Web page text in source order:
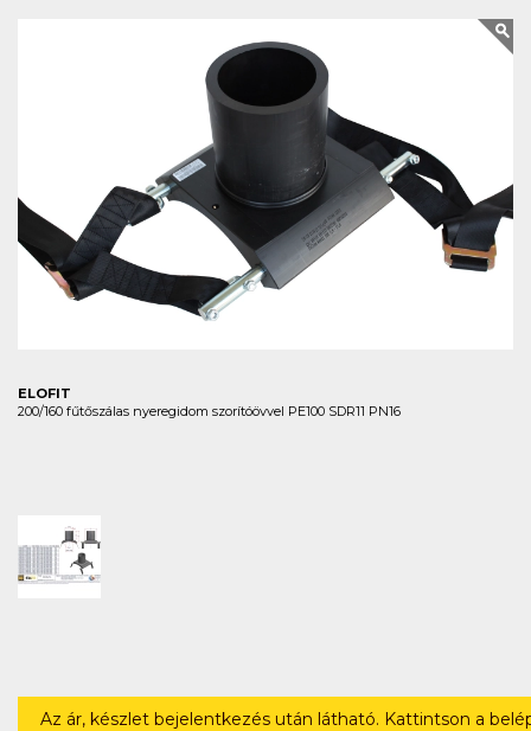
ELOFIT
200/160 fűtőszálas nyeregidom szorítóövvel PE100 SDR11 PN16
Az ár, készlet bejelentkezés után látható. Kattintson a